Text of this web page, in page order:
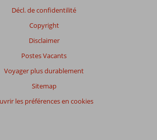
Décl. de confidentilité
Copyright
Disclaimer
Postes Vacants
Voyager plus durablement
Sitemap
les préférences en cookies